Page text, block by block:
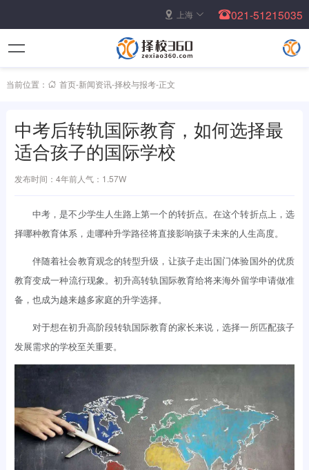
上海 021-51215035
当前位置： 首页-新闻资讯-择校与报考-正文
中考后转轨国际教育，如何选择最
适合孩子的国际学校
发布时间：4年前人气：1.57W
中考，是不少学生人生路上第一个的转折点。在这个转折点上，选
择哪种教育体系，走哪种升学路径将直接影响孩子未来的人生高度。
伴随着社会教育观念的转型升级，让孩子走出国门体验国外的优质
教育变成一种流行现象。初升高转轨国际教育给将来海外留学申请做准
备，也成为越来越多家庭的升学选择。
对于想在初升高阶段转轨国际教育的家长来说，选择一所匹配孩子
发展需求的学校至关重要。